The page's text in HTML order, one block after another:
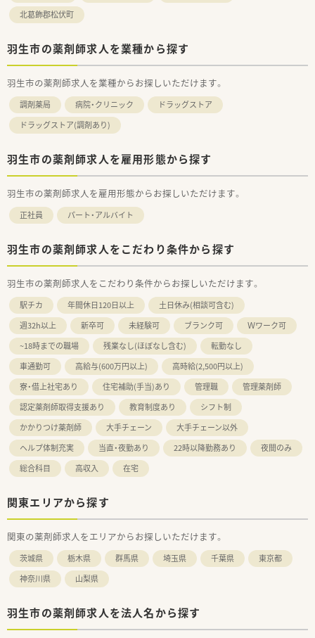
北葛飾郡松伏町
羽生市の薬剤師求人を業種から探す
羽生市の薬剤師求人を業種からお探しいただけます。
調剤薬局 病院・クリニック
ドラッグストア
ドラッグストア(調剤あり)
羽生市の薬剤師求人を雇用形態から探す
羽生市の薬剤師求人を雇用形態からお探しいただけます。
正社員 パート・アルバイト
羽生市の薬剤師求人をこだわり条件から探す
羽生市の薬剤師求人をこだわり条件からお探しいただけます。
駅チカ 年間休日120日以上
土日休み(相談可含む)
週32h以上
新卒可 未経験可 ブランク可
Ｗワーク可
~18時までの職場
残業なし(ほぼなし含む)
転勤なし
車通勤可
高給与(600万円以上)
高時給(2,500円以上)
寮・借上社宅あり
住宅補助(手当)あり 管理職
管理薬剤師
認定薬剤師取得支援あり
教育制度あり
シフト制
かかりつけ薬剤師
大手チェーン
大手チェーン以外
ヘルプ体制充実
当直・夜勤あり 22時以降勤務あり
夜間のみ
総合科目
高収入 在宅
関東エリアから探す
関東の薬剤師求人をエリアからお探しいただけます。
茨城県 栃木県 群馬県 埼玉県 千葉県
東京都
神奈川県
山梨県
羽生市の薬剤師求人を法人名から探す